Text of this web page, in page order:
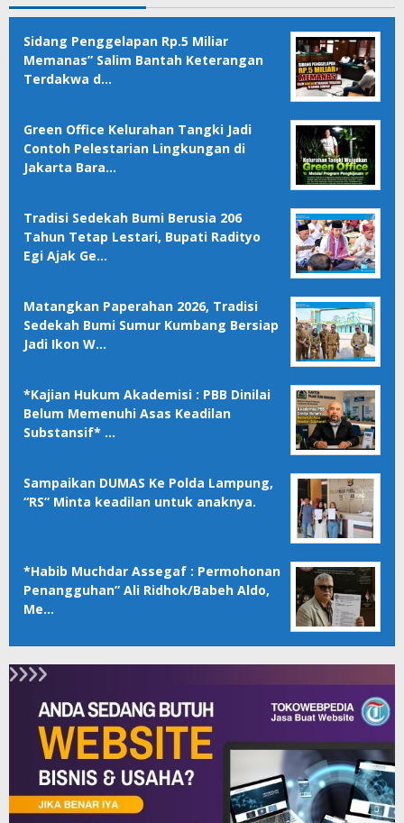
Sidang Penggelapan Rp.5 Miliar
Memanas” Salim Bantah Keterangan
Terdakwa d…
Green Office Kelurahan Tangki Jadi
Contoh Pelestarian Lingkungan di
Jakarta Bara…
Tradisi Sedekah Bumi Berusia 206
Tahun Tetap Lestari, Bupati Radityo
Egi Ajak Ge…
Matangkan Paperahan 2026, Tradisi
Sedekah Bumi Sumur Kumbang Bersiap
Jadi Ikon W…
*Kajian Hukum Akademisi : PBB Dinilai
Belum Memenuhi Asas Keadilan
Substansif* …
Sampaikan DUMAS Ke Polda Lampung,
“RS” Minta keadilan untuk anaknya.
*Habib Muchdar Assegaf : Permohonan
Penangguhan” Ali Ridhok/Babeh Aldo,
Me…